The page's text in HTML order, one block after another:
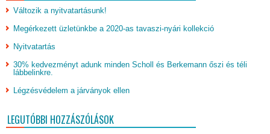
Változik a nyitvatartásunk!
Megérkezett üzletünkbe a 2020-as tavaszi-nyári kollekció
Nyitvatartás
30% kedvezményt adunk minden Scholl és Berkemann őszi és téli
lábbelinkre.
Légzésvédelem a járványok ellen
LEGUTÓBBI HOZZÁSZÓLÁSOK